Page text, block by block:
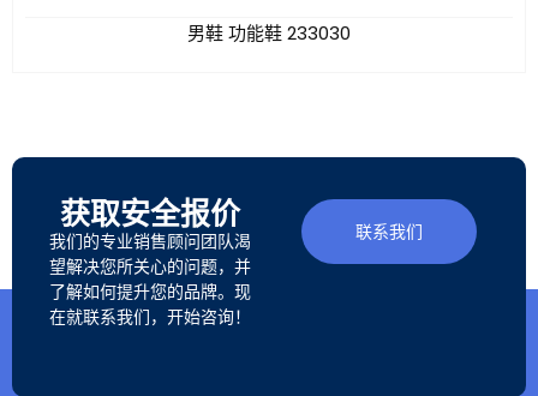
男鞋 功能鞋 233030
获取安全报价
我们的专业销售顾问团队渴
望解决您所关心的问题，并
了解如何提升您的品牌。现
在就联系我们，开始咨询！
联系我们